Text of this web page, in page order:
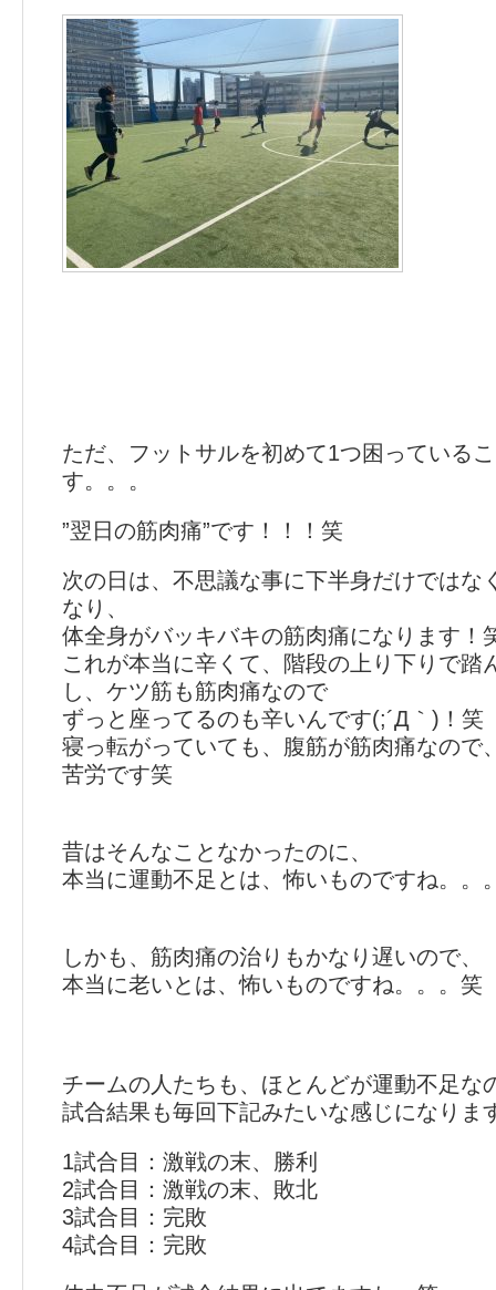
ただ、フットサルを初めて1つ困っている
す。。。
”翌日の筋肉痛”です！！！笑
次の日は、不思議な事に下半身だけではな
なり、
体全身がバッキバキの筋肉痛になります！
これが本当に辛くて、階段の上り下りで踏
し、ケツ筋も筋肉痛なので
ずっと座ってるのも辛いんです(;´Д｀)！笑
寝っ転がっていても、腹筋が筋肉痛なので
苦労です笑
昔はそんなことなかったのに、
本当に運動不足とは、怖いものですね。。
しかも、筋肉痛の治りもかなり遅いので、
本当に老いとは、怖いものですね。。。笑
チームの人たちも、ほとんどが運動不足な
試合結果も毎回下記みたいな感じになりま
1試合目：激戦の末、勝利
2試合目：激戦の末、敗北
3試合目：完敗
4試合目：完敗